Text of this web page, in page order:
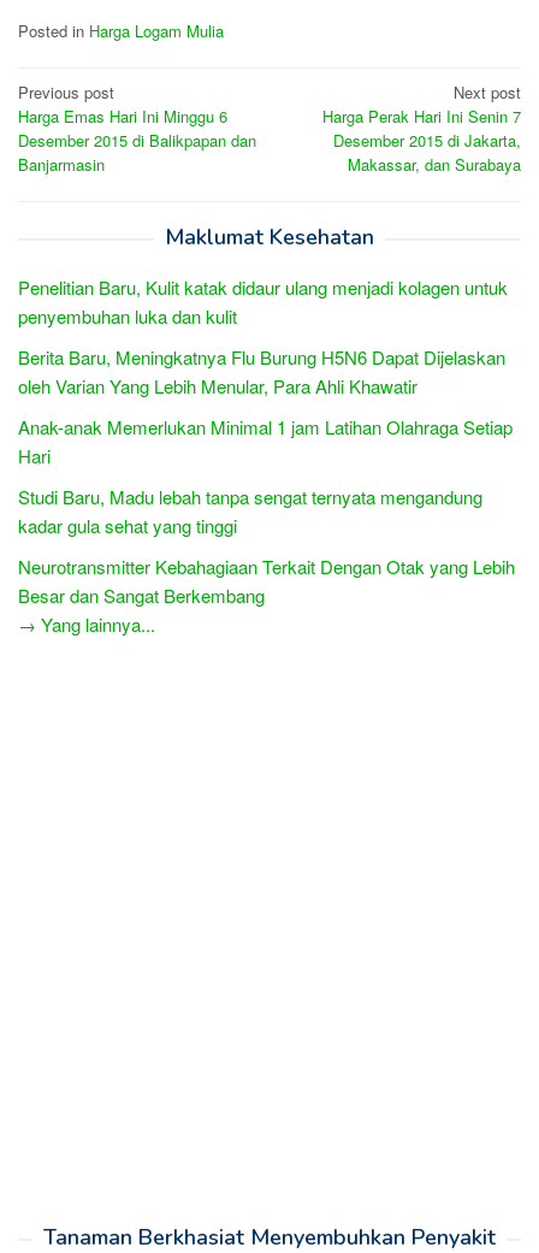
Posted in Harga Logam Mulia
Post
navigation
Previous post
Harga Emas Hari Ini Minggu 6
Desember 2015 di Balikpapan dan
Banjarmasin
Next post
Harga Perak Hari Ini Senin 7
Desember 2015 di Jakarta,
Makassar, dan Surabaya
Maklumat Kesehatan
Penelitian Baru, Kulit katak didaur ulang menjadi kolagen untuk
penyembuhan luka dan kulit
Berita Baru, Meningkatnya Flu Burung H5N6 Dapat Dijelaskan
oleh Varian Yang Lebih Menular, Para Ahli Khawatir
Anak-anak Memerlukan Minimal 1 jam Latihan Olahraga Setiap
Hari
Studi Baru, Madu lebah tanpa sengat ternyata mengandung
kadar gula sehat yang tinggi
Neurotransmitter Kebahagiaan Terkait Dengan Otak yang Lebih
Besar dan Sangat Berkembang
→ Yang lainnya...
Tanaman Berkhasiat Menyembuhkan Penyakit